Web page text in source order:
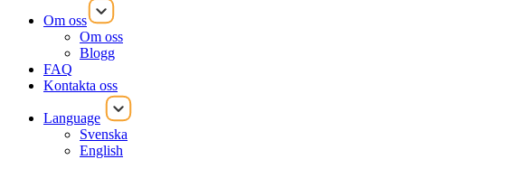
Om oss
Om oss
Blogg
FAQ
Kontakta oss
Language
Svenska
English